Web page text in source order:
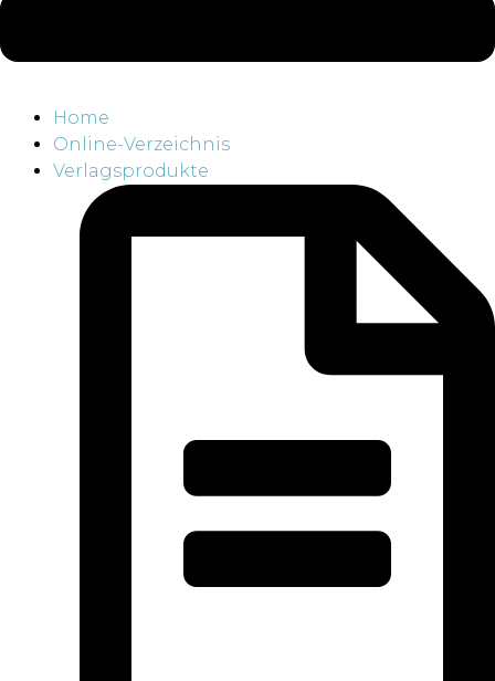
Home
Online-Verzeichnis
Verlagsprodukte